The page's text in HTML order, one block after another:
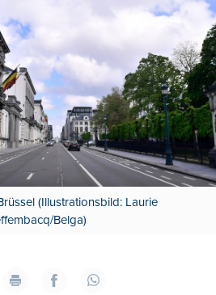
(Illustrationsbild: Laurie
Belga)